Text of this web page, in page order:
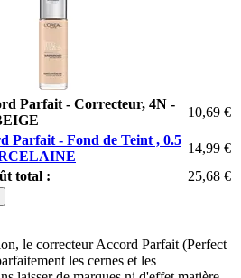
Parfait - Correcteur, 4N -
10,69 €
Parfait - Fond de Teint , 0.5
14,99 €
total :
25,68 €
le correcteur Accord Parfait (Perfect
les cernes et les